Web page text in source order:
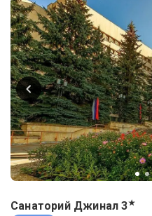
Санаторий Джинал 3★